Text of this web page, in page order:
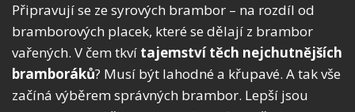
Připravují se ze syrových brambor – na rozdíl od
bramborových placek, které se dělají z brambor
vařených. V čem tkví tajemství těch nejchutnějších
bramboráků? Musí být lahodné a křupavé. A tak vše
začíná výběrem správných brambor. Lepší jsou